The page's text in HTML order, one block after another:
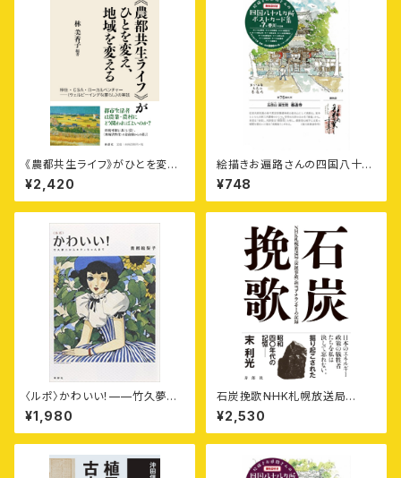
《農都共生ライフ》がひとを変え、
地域を変える——移住・CSA・
ローカルベンチャー——〈ウェル
ビーイングな暮らし〉の実践
¥2,420
絵描きお遍路さんの四国八十八
カ所御朱印付きポストカード集
〈第7集〉香川11カ寺
¥748
〈ルポ〉かわいい！——竹久夢二
からキティちゃんまで
¥1,980
石炭挽歌⸺NHK札幌放送局
〈炭鉱事故〉担当アナウンサーの
記録
¥2,530